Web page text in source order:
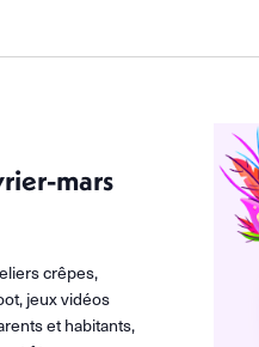
mars
crêpes,
jeux vidéos
et habitants,